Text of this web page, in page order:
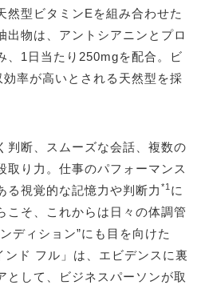
然型ビタミンEを組み合わせた
出物は、アントシアニンとプロ
、1日当たり250mgを配合。ビ
率が高いとされる天然型を採
判断、スムーズな会話、複数の
取り力。仕事のパフォーマンス
る視覚的な記憶力や判断力 *1 に
こそ、これからは日々の体調管
ディション”にも目を向けた
ド フル」は、エビデンスに裏
として、ビジネスパーソンが取